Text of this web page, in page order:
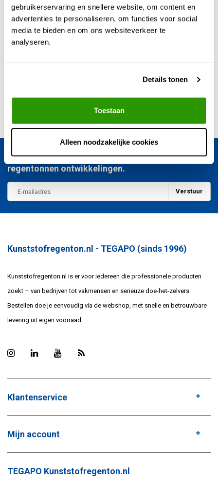
gebruikerservaring en snellere website, om content en
advertenties te personaliseren, om functies voor social
media te bieden en om ons websiteverkeer te
analyseren.
Details tonen
Toestaan
Alleen noodzakelijke cookies
Kan een kunststof regenton kapot vriezen?
Muggen in de regenton
Tags
Blijf op de hoogte van het laatste nieuws en
regentonnen ontwikkelingen.
Verstuur
Kunststofregenton.nl - TEGAPO (sinds 1996)
Kunststofregenton.nl is er voor iedereen die professionele producten
zoekt – van bedrijven tot vakmensen en serieuze doe-het-zelvers.
Bestellen doe je eenvoudig via de webshop, met snelle en betrouwbare
levering uit eigen voorraad.
Klantenservice
Mijn account
TEGAPO Kunststofregenton.nl